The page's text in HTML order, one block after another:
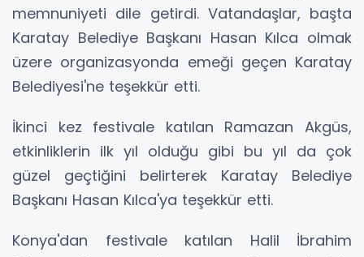
memnuniyeti dile getirdi. Vatandaşlar, başta
Karatay Belediye Başkanı Hasan Kılca olmak
üzere organizasyonda emeği geçen Karatay
Belediyesi'ne teşekkür etti.
İkinci kez festivale katılan Ramazan Akgüs,
etkinliklerin ilk yıl olduğu gibi bu yıl da çok
güzel geçtiğini belirterek Karatay Belediye
Başkanı Hasan Kılca'ya teşekkür etti.
Konya'dan festivale katılan Halil İbrahim